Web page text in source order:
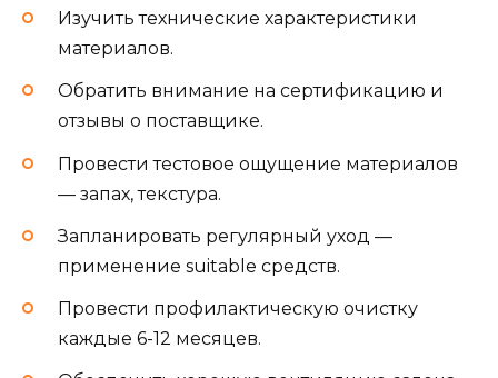
Изучить технические характеристики
материалов.
Обратить внимание на сертификацию и
отзывы о поставщике.
Провести тестовое ощущение материалов
— запах, текстура.
Запланировать регулярный уход —
применение suitable средств.
Провести профилактическую очистку
каждые 6-12 месяцев.